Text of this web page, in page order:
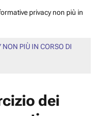
privacy non più in
PIÙ IN CORSO DI
dei